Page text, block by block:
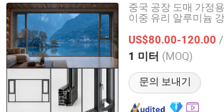
중국 공장 도매 가정
이중 유리 알루미늄
US$80.00-120.00
1 미터 (MOQ)
문의 보내기
Chengdu Shufeng Doors and Windows
Sichuan, China 이후 2025